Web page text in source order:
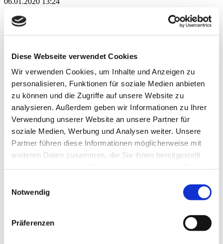
Diese Webseite verwendet Cookies
Wir verwenden Cookies, um Inhalte und Anzeigen zu
personalisieren, Funktionen für soziale Medien anbieten
zu können und die Zugriffe auf unsere Website zu
analysieren. Außerdem geben wir Informationen zu Ihrer
Verwendung unserer Website an unsere Partner für
soziale Medien, Werbung und Analysen weiter. Unsere
Partner führen diese Informationen möglicherweise mit
weiteren Daten zusammen, die Sie ihnen bereitgestellt
Notwendig
Präferenzen
Ehrungen in Werkstätten
Berufsbildungszentrum Weihnachtsfeiern mit Ehrungen statt.
Weiterlesen …Ehrungen in Werkstätten
Ansprechpartner
Markus Becker
Presse- und Öffentlichkeitsarbeit
Telefon:06441 9277-33
Mobil:0176-19277-154
E-Mail:
markus.becker@lhww.de
Kategorien
Alle Kategorien
Gewaltschutz
Werkstatt Florentine